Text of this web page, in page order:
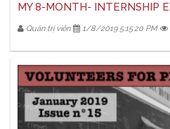
MY 8-MONTH- INTERNSHIP
Quản trị viên 1/8/2019 5:15:20 PM